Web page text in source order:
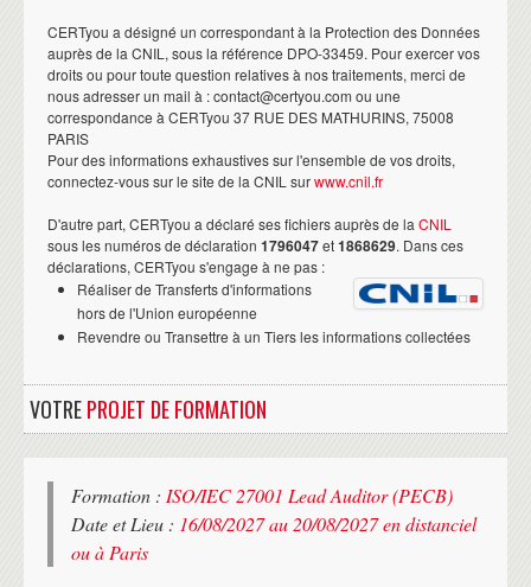
CERTyou a désigné un correspondant à la Protection des Données
auprès de la CNIL, sous la référence DPO-33459. Pour exercer vos
droits ou pour toute question relatives à nos traitements, merci de
nous adresser un mail à : contact@certyou.com ou une
correspondance à CERTyou 37 RUE DES MATHURINS, 75008
PARIS
Pour des informations exhaustives sur l'ensemble de vos droits,
connectez-vous sur le site de la CNIL surwww.cnil.fr
D'autre part, CERTyou a déclaré ses fichiers auprès de la CNIL
sous les numéros de déclaration 1796047et1868629. Dans ces
déclarations, CERTyou s'engage à ne pas :
Réaliser de Transferts d'informations
hors de l'Union européenne
Revendre ou Transettre à un Tiers les informations collectées
VOTREPROJET DE FORMATION
Formation : ISO/IEC 27001 Lead Auditor (PECB)
Date et Lieu : 16/08/2027 au 20/08/2027 en distanciel
ou à Paris